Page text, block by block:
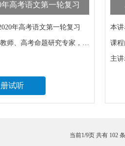
高考语文第一轮复习
年高考语文第一轮复习
全国著名语文特级教师、高考命题研究专家，教你抓住语文学习和应考的规律，用语文的方式优化备考效果：在阅读时，坚持“精明—聚焦”的基本意识，运用“检索—加工”的手段，做到“据题精答”；在写作时，坚持“开放—自主”的基本意识，运用“细节—感悟”的手段，做到“据题发挥”。此外，通过经典题目的讲解为你剖析高考语文的命题规律，使你与命题人站在同一高度，为第二轮复习打下坚实的基础！
试听
本
课
主
当前1/9页 共有 102